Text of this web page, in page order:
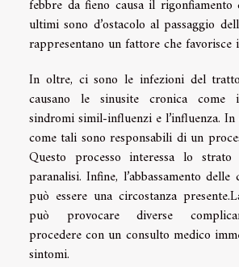
febbre da fieno causa il rigonfiamento
ultimi sono d’ostacolo al passaggio
rappresentano un fattore che
In oltre, ci sono le infezioni del
causano le sinusite cronica come
sindromi simil-influenzi e l’influenza.
come tali sono responsabili di un
Questo processo interessa lo
paranalisi. Infine, l’abbassamento
può essere una circostanza
può provocare diverse
procedere con un consulto medico
sintomi.